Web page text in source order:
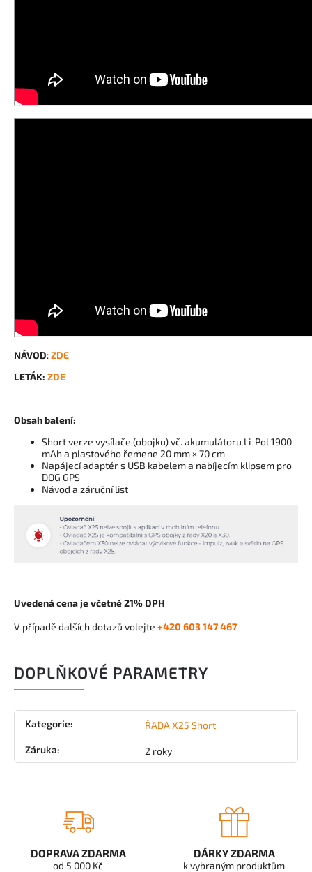
NÁVOD:ZDE
LETÁK: ZDE
Obsah balení:
Short verze vysílače (obojku) vč. akumulátoru Li-Pol 1900
mAh a plastového řemene 20 mm × 70 cm
Napájecí adaptér s USB kabelem a nabíjecím klipsem pro
DOG GPS
Návod a záruční list
Uvedená cena je včetně 21% DPH
V případě dalších dotazů volejte +420 603 147 467
DOPLŇKOVÉ PARAMETRY
Kategorie: ŘADA X25 Short
Záruka: 2 roky
DOPRAVA ZDARMA
od 5 000 Kč
DÁRKY ZDARMA
k vybraným produktům